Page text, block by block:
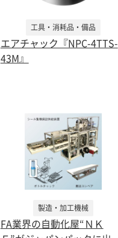
工具・消耗品・備品
エアチャック『NPC-4TTS-
43M』
製造・加工機械
FA業界の自動化屋“ＮＫ